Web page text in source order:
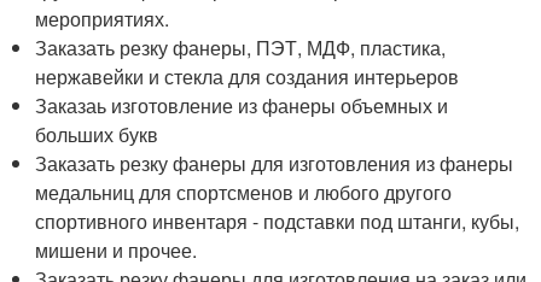
мероприятиях.
Заказать резку фанеры, ПЭТ, МДФ, пластика,
нержавейки и стекла для создания интерьеров
Заказаь изготовление из фанеры объемных и
больших букв
Заказать резку фанеры для изготовления из фанеры
медальниц для спортсменов и любого другого
спортивного инвентаря - подставки под штанги, кубы,
мишени и прочее.